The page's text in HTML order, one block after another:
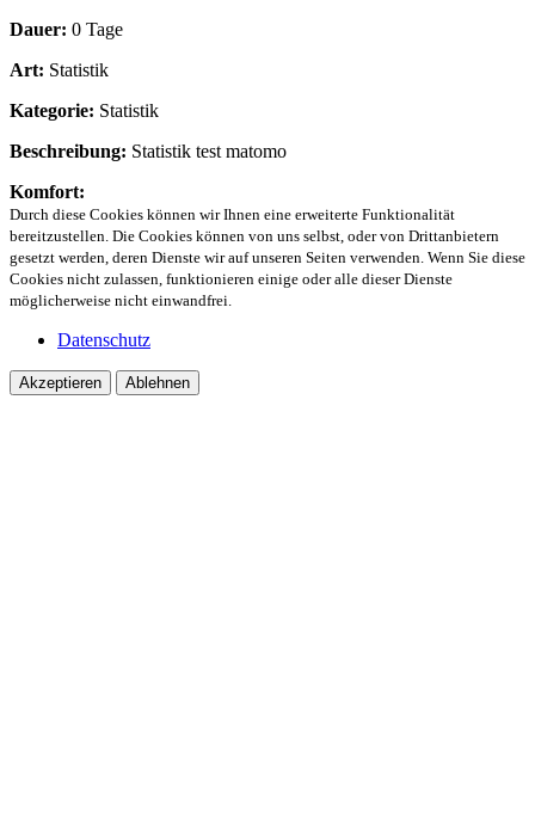
Dauer: 0 Tage
Art: Statistik
Kategorie: Statistik
Beschreibung: Statistik test matomo
Komfort:
Durch diese Cookies können wir Ihnen eine erweiterte Funktionalität
bereitzustellen. Die Cookies können von uns selbst, oder von Drittanbietern
gesetzt werden, deren Dienste wir auf unseren Seiten verwenden. Wenn Sie diese
Cookies nicht zulassen, funktionieren einige oder alle dieser Dienste
möglicherweise nicht einwandfrei.
Datenschutz
Akzeptieren Ablehnen